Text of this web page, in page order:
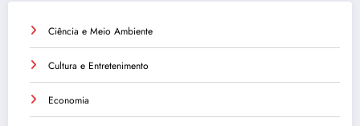
Ciência e Meio Ambiente
Cultura e Entretenimento
Economia